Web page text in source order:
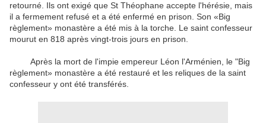
retourné. Ils ont exigé que St Théophane accepte l'hérésie, mais
il a fermement refusé et a été enfermé en prison. Son «Big
règlement» monastère a été mis à la torche. Le saint confesseur
mourut en 818 après vingt-trois jours en prison.
Après la mort de l'impie empereur Léon l'Arménien, le "Big
règlement» monastère a été restauré et les reliques de la saint
confesseur y ont été transférés.